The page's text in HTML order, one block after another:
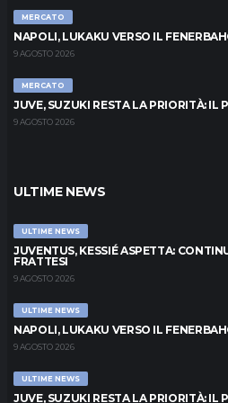
MERCATO
NAPOLI, LUKAKU VERSO IL
9 AGOSTO 2026
MERCATO
JUVE, SUZUKI RESTA LA PRIORITÀ: IL
9 AGOSTO 2026
ULTIME NEWS
ULTIME NEWS
JUVENTUS, KESSIÉ ASPETTA:
FRATTESI
9 AGOSTO 2026
ULTIME NEWS
NAPOLI, LUKAKU VERSO IL
9 AGOSTO 2026
ULTIME NEWS
JUVE, SUZUKI RESTA LA PRIORITÀ: IL